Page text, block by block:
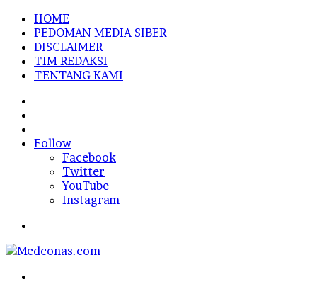
HOME
PEDOMAN MEDIA SIBER
DISCLAIMER
TIM REDAKSI
TENTANG KAMI
In
Follow
Facebook
Twitter
YouTube
Instagram